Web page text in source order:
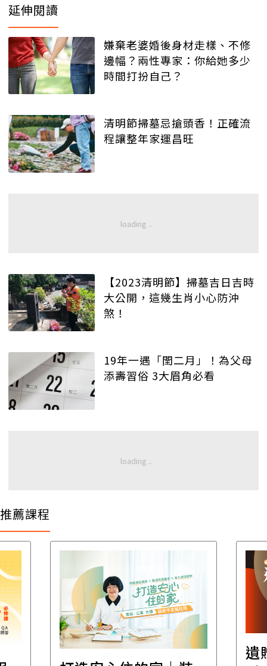
延伸閱讀
嫌棄老婆婚後身材走樣、不修
邊幅？兩性專家：你給她多少
時間打扮自己？
清明節掃墓忌搶頭香！正確流
程讓整年家運昌旺
【2023清明節】掃墓吉日吉時
大公開，這幾生肖小心防沖
煞！
19年一遇「閏二月」！為父母
添壽習俗 3大眉角必看
推薦課程
遺